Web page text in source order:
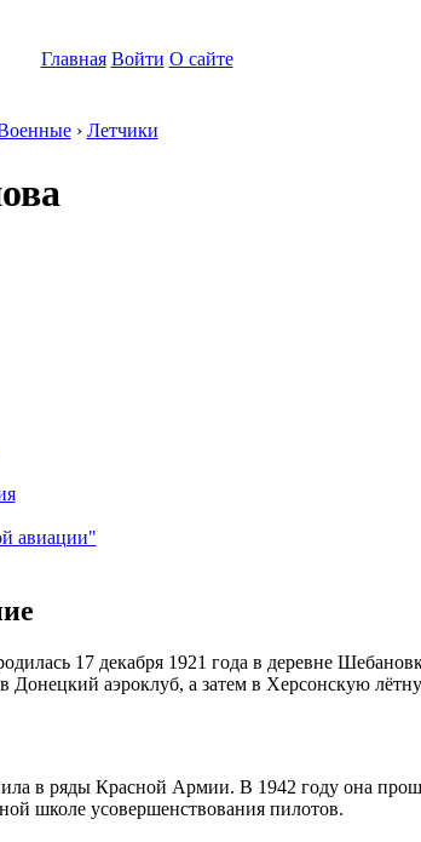
Главная Войти О сайте
› Летчики
авиации"
17 декабря 1921 года в деревне
Донецкий аэроклуб, а затем в Херсонскую
в ряды Красной Армии. В 1942 году она
школе усовершенствования пилотов.